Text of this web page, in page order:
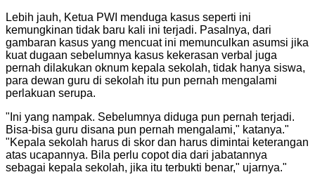
Lebih jauh, Ketua PWI menduga kasus seperti ini
kemungkinan tidak baru kali ini terjadi. Pasalnya, dari
gambaran kasus yang mencuat ini memunculkan asumsi jika
kuat dugaan sebelumnya kasus kekerasan verbal juga
pernah dilakukan oknum kepala sekolah, tidak hanya siswa,
para dewan guru di sekolah itu pun pernah mengalami
perlakuan serupa.
" Ini yang nampak. Sebelumnya diduga pun pernah terjadi.
Bisa-bisa guru disana pun pernah mengalami," katanya."
"Kepala sekolah harus di skor dan harus dimintai keterangan
atas ucapannya. Bila perlu copot dia dari jabatannya
sebagai kepala sekolah, jika itu terbukti benar," ujarnya."